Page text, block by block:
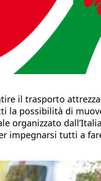
il trasporto
la possibilità di
organizzato
tutti a